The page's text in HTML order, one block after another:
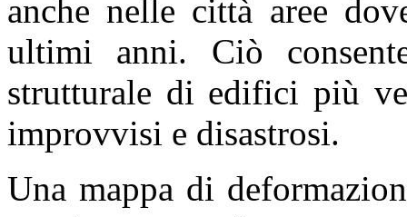
anche nelle città aree
ultimi anni. Ciò
strutturale di edifici più
improvvisi e disastrosi.
Una mappa di